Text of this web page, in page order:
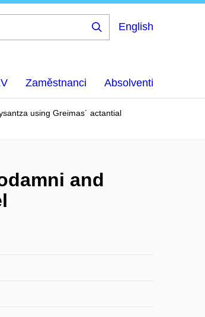
English
Zaměstnanci Absolventi
using Greimas´ actantial
and